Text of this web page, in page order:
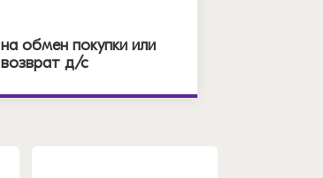
на обмен покупки или
возврат д/с